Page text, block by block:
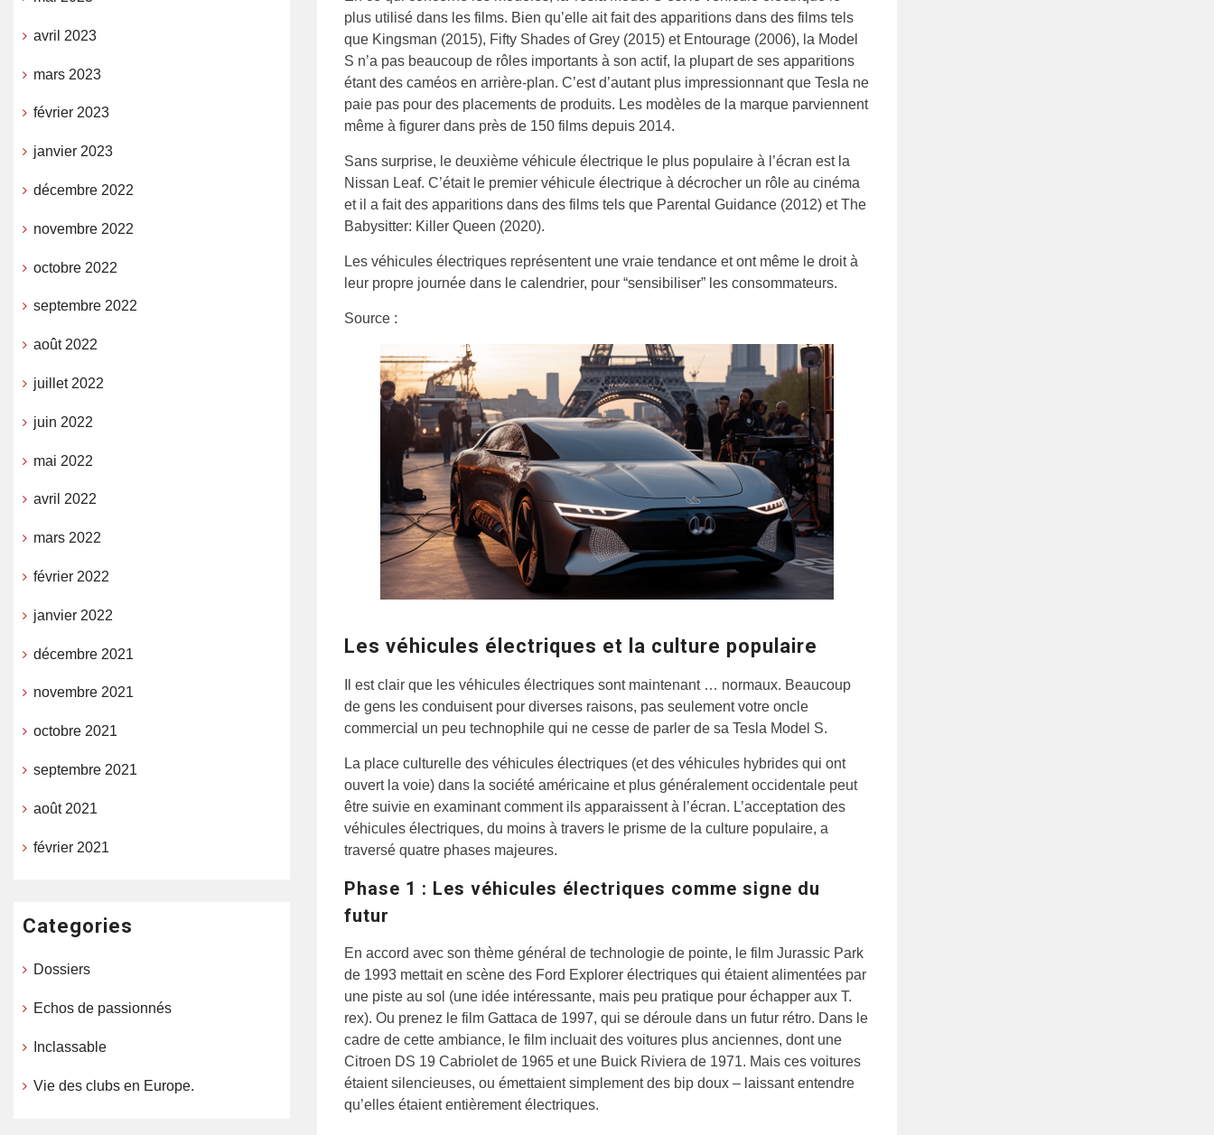
plus utilisé dans les films. Bien qu’elle ait fait des apparitions dans des films tels
que Kingsman (2015), Fifty Shades of Grey (2015) et Entourage (2006), la Model
S n’a pas beaucoup de rôles importants à son actif, la plupart de ses apparitions
étant des caméos en arrière-plan. C’est d’autant plus impressionnant que Tesla ne
paie pas pour des placements de produits. Les modèles de la marque parviennent
même à figurer dans près de 150 films depuis 2014.
Sans surprise, le deuxième véhicule électrique le plus populaire à l’écran est la
Nissan Leaf. C’était le premier véhicule électrique à décrocher un rôle au cinéma
et il a fait des apparitions dans des films tels que Parental Guidance (2012) et The
Babysitter: Killer Queen (2020).
Les véhicules électriques représentent une vraie tendance et ont même le droit à
leur propre journée dans le calendrier, pour “sensibiliser” les consommateurs.
Source :
Les véhicules électriques et la culture populaire
Il est clair que les véhicules électriques sont maintenant … normaux. Beaucoup
de gens les conduisent pour diverses raisons, pas seulement votre oncle
commercial un peu technophile qui ne cesse de parler de sa Tesla Model S.
La place culturelle des véhicules électriques (et des véhicules hybrides qui ont
ouvert la voie) dans la société américaine et plus généralement occidentale peut
être suivie en examinant comment ils apparaissent à l’écran. L’acceptation des
véhicules électriques, du moins à travers le prisme de la culture populaire, a
traversé quatre phases majeures.
Phase 1 : Les véhicules électriques comme signe du
futur
En accord avec son thème général de technologie de pointe, le film Jurassic Park
de 1993 mettait en scène des Ford Explorer électriques qui étaient alimentées par
une piste au sol (une idée intéressante, mais peu pratique pour échapper aux T.
rex). Ou prenez le film Gattaca de 1997, qui se déroule dans un futur rétro. Dans le
cadre de cette ambiance, le film incluait des voitures plus anciennes, dont une
Citroen DS 19 Cabriolet de 1965 et une Buick Riviera de 1971. Mais ces voitures
étaient silencieuses, ou émettaient simplement des bip doux – laissant entendre
qu’elles étaient entièrement électriques.
avril 2023
mars 2023
février 2023
janvier 2023
décembre 2022
novembre 2022
octobre 2022
septembre 2022
août 2022
juillet 2022
juin 2022
mai 2022
avril 2022
mars 2022
février 2022
janvier 2022
décembre 2021
novembre 2021
octobre 2021
septembre 2021
août 2021
février 2021
Categories
Dossiers
Echos de passionnés
Inclassable
Vie des clubs en Europe.